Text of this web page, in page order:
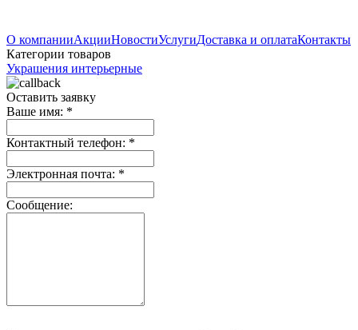
О компанииАкцииНовостиУслугиДоставка и оплатаКонтакты
Категории товаров
Украшения интерьерные
Оставить заявку
Ваше имя: *
Контактный телефон: *
Электронная почта: *
Сообщение: